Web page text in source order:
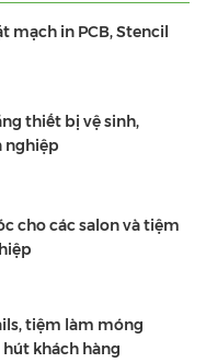
mạch in PCB, Stencil
thiết bị vệ sinh,
nghiệp
cho các salon và tiệm
tiệm làm móng
khách hàng